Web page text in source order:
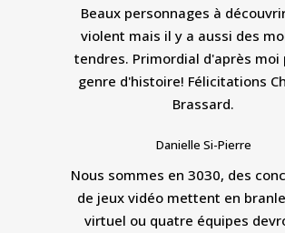
Beaux personnages à
violent mais il y a aussi des
tendres. Primordial d'après moi
genre d'histoire! Félicitations
Brassard.
Danielle Si-Pierre
Nous sommes en 3030, des
de jeux vidéo mettent en
virtuel ou quatre équipes